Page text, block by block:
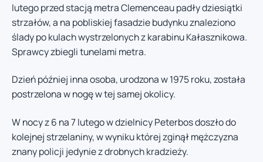
lutego przed stacją metra Clemenceau padły dziesiątki
strzałów, a na pobliskiej fasadzie budynku znaleziono
ślady po kulach wystrzelonych z karabinu Kałasznikowa.
Sprawcy zbiegli tunelami metra.
Dzień później inna osoba, urodzona w 1975 roku, została
postrzelona w nogę w tej samej okolicy.
W nocy z 6 na 7 lutego w dzielnicy Peterbos doszło do
kolejnej strzelaniny, w wyniku której zginął mężczyzna
znany policji jedynie z drobnych kradzieży.